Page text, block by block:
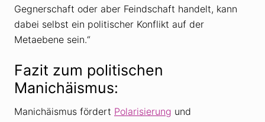
Gegnerschaft oder aber Feindschaft handelt, kann
dabei selbst ein politischer Konflikt auf der
Metaebene sein.“
Fazit zum politischen
Manichäismus:
Manichäismus fördert Polarisierung und